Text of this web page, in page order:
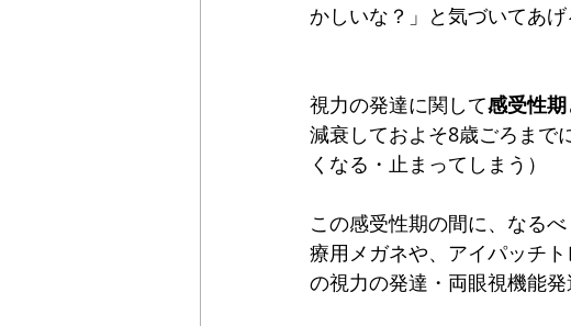
かしいな？」と気づいてあげ
視力の発達に関して感受性期
減衰しておよそ8歳ごろまで
くなる・止まってしまう）
この感受性期の間に、なる
療用メガネや、アイパッチ
の視力の発達・両眼視機能発